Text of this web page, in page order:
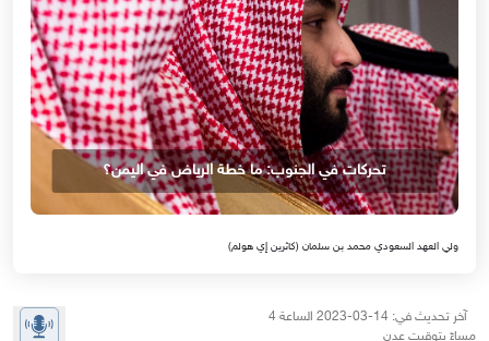
تحركات في الجنوب: ما خطة الرياض في اليمن؟
ولي العهد السعودي محمد بن سلمان (كاثرين إي هولم)
آخر تحديث في: 14-03-2023 الساعة 4
مساءً بتوقيت عدن